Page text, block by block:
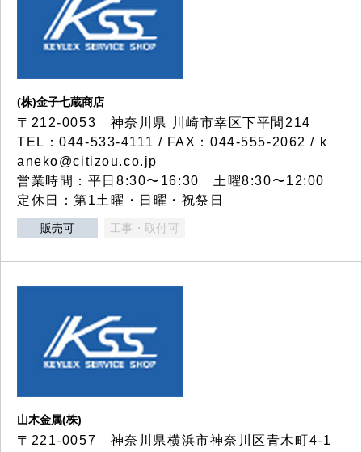
(株)金子七蔵商店
〒212-0053 神奈川県 川崎市幸区下平間214
TEL：044-533-4111 / FAX：044-555-2062 / k
aneko@citizou.co.jp
営業時間：平日8:30〜16:30 土曜8:30〜12:00
定休日：第1土曜・日曜・祝祭日
販売可 工事・取付可
山木金属(株)
〒221-0057 神奈川県横浜市神奈川区青木町4-1